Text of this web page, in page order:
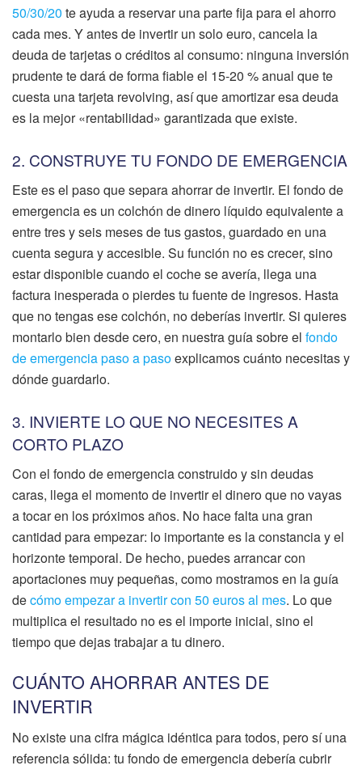
50/30/20 te ayuda a reservar una parte fija para el ahorro
cada mes. Y antes de invertir un solo euro, cancela la
deuda de tarjetas o créditos al consumo: ninguna inversión
prudente te dará de forma fiable el 15-20 % anual que te
cuesta una tarjeta revolving, así que amortizar esa deuda
es la mejor «rentabilidad» garantizada que existe.
2. CONSTRUYE TU FONDO DE EMERGENCIA
Este es el paso que separa ahorrar de invertir. El fondo de
emergencia es un colchón de dinero líquido equivalente a
entre tres y seis meses de tus gastos, guardado en una
cuenta segura y accesible. Su función no es crecer, sino
estar disponible cuando el coche se avería, llega una
factura inesperada o pierdes tu fuente de ingresos. Hasta
que no tengas ese colchón, no deberías invertir. Si quieres
montarlo bien desde cero, en nuestra guía sobre el fondo
de emergencia paso a pasoexplicamos cuánto necesitas y
dónde guardarlo.
3. INVIERTE LO QUE NO NECESITES A
CORTO PLAZO
Con el fondo de emergencia construido y sin deudas
caras, llega el momento de invertir el dinero que no vayas
a tocar en los próximos años. No hace falta una gran
cantidad para empezar: lo importante es la constancia y el
horizonte temporal. De hecho, puedes arrancar con
aportaciones muy pequeñas, como mostramos en la guía
decómo empezar a invertir con 50 euros al mes. Lo que
multiplica el resultado no es el importe inicial, sino el
tiempo que dejas trabajar a tu dinero.
CUÁNTO AHORRAR ANTES DE
INVERTIR
No existe una cifra mágica idéntica para todos, pero sí una
referencia sólida: tu fondo de emergencia debería cubrir